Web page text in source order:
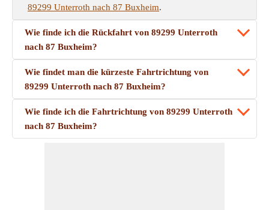
89299 Unterroth nach 87 Buxheim.
Wie finde ich die Rückfahrt von 89299 Unterroth
nach 87 Buxheim?
Wie findet man die kürzeste Fahrtrichtung von
89299 Unterroth nach 87 Buxheim?
Wie finde ich die Fahrtrichtung von 89299 Unterroth
nach 87 Buxheim?